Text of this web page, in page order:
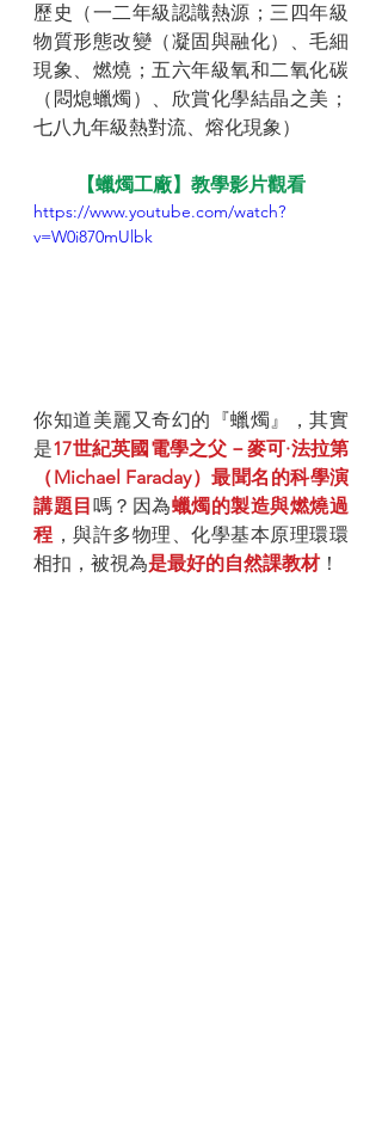
歷史（一二年級認識熱源；三四年級
物質形態改變（凝固與融化）、毛細
現象、燃燒；五六年級氧和二氧化碳
（悶熄蠟燭）、欣賞化學結晶之美；
七八九年級熱對流、熔化現象）
【蠟燭工廠】教學影片觀看
https://www.youtube.com/watch?
v=W0i870mUlbk
你知道美麗又奇幻的『蠟燭』，其實
是17世紀英國電學之父－麥可·法拉第
（Michael Faraday）最聞名的科學演
講題目嗎？因為蠟燭的製造與燃燒過
程 ，與許多物理、化學基本原理環環
相扣，被視為是最好的自然課教材！